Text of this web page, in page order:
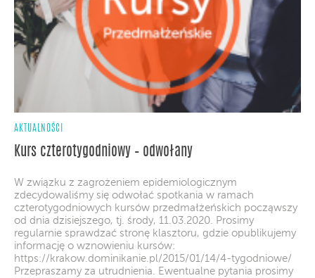
AKTUALNOŚCI
Kurs czterotygodniowy – odwołany
W związku z zagrożeniem epidemiologicznym
zdecydowaliśmy się odwołać spotkania w ramach
czterotygodniowych kursów przedmałżeńskich począwszy
od dnia dzisiejszego, tj. środy, 11.03.2020. Prosimy
regularnie sprawdzać stronę klasztoru, gdzie opublikujemy
informację o wznowieniu kursów:
https://krakow.dominikanie.pl/2015/01/14/4-tygodniowe/
Przepraszamy za utrudnienia. Ewentualne pytania prosimy